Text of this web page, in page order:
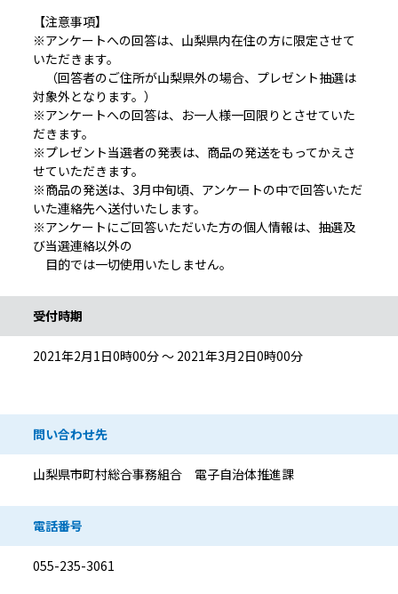
【注意事項】
※アンケートへの回答は、山梨県内在住の方に限定させて
いただきます。
（回答者のご住所が山梨県外の場合、プレゼント抽選は
対象外となります。）
※アンケートへの回答は、お一人様一回限りとさせていた
だきます。
※プレゼント当選者の発表は、商品の発送をもってかえさ
せていただきます。
※商品の発送は、3月中旬頃、アンケートの中で回答いただ
いた連絡先へ送付いたします。
※アンケートにご回答いただいた方の個人情報は、抽選及
び当選連絡以外の
目的では一切使用いたしません。
受付時期
2021年2月1日0時00分 ～ 2021年3月2日0時00分
問い合わせ先
山梨県市町村総合事務組合 電子自治体推進課
電話番号
055-235-3061